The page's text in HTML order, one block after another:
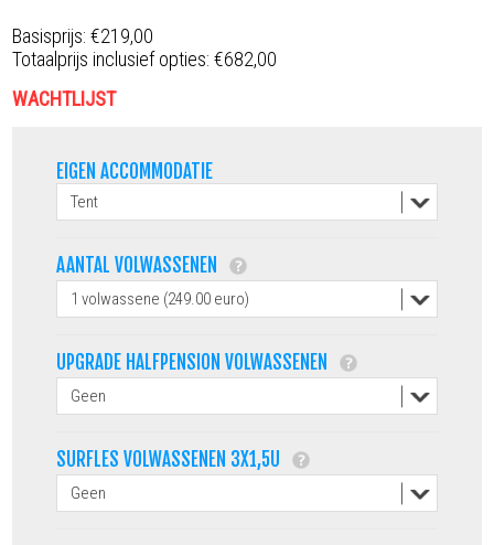
Basisprijs:€219,00
Totaalprijs inclusief opties:€682,00
WACHTLIJST
EIGEN ACCOMMODATIE
AANTAL VOLWASSENEN
UPGRADE HALFPENSION VOLWASSENEN
SURFLES VOLWASSENEN 3X1,5U